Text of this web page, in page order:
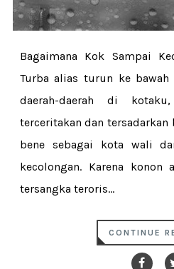
Bagaimana Kok Sampai
Turba alias turun ke
daerah-daerah di
terceritakan dan tersadarkan
bene sebagai kota wali
kecolongan. Karena konon
tersangka teroris...
CONTINUE